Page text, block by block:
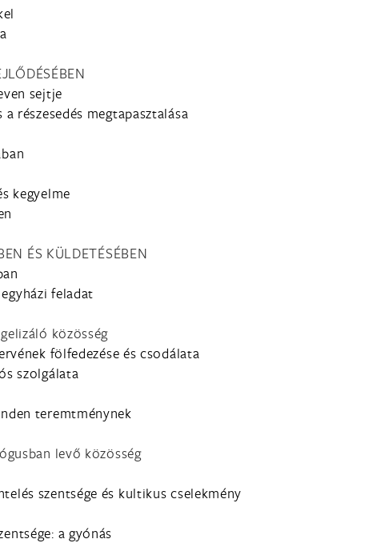
sejtje
részesedés megtapasztalása
kegyelme
ÉS KÜLDETÉSÉBEN
feladat
közösség
fölfedezése és csodálata
szolgálata
teremtménynek
levő közösség
szentsége és kultikus cselekmény
a gyónás